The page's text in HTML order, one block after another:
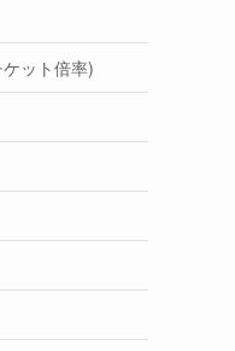
ット倍率)